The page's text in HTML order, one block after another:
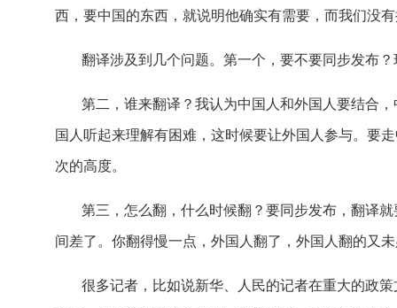
西，要中国的东西，就说明他确实有需要，而我们没
翻译涉及到几个问题。第一个，要不要同步发布
第二，谁来翻译？我认为中国人和外国人要结合
国人听起来理解有困难，这时候要让外国人参与。要
次的高度。
第三，怎么翻，什么时候翻？要同步发布，翻译
间差了。你翻得慢一点，外国人翻了，外国人翻的又
很多记者，比如说新华、人民的记者在重大的政